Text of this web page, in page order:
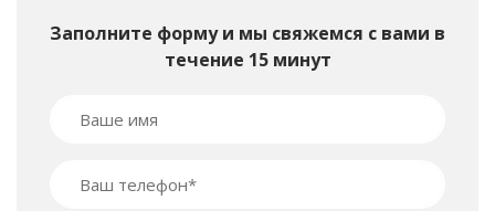
Заполните форму и мы свяжемся с вами в
течение 15 минут